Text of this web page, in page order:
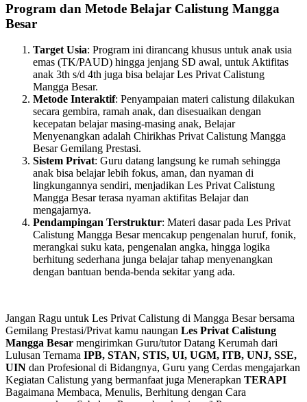
Program dan Metode Belajar Calistung Mangga
Besar
Target Usia: Program ini dirancang khusus untuk anak usia
emas (TK/PAUD) hingga jenjang SD awal, untuk Aktifitas
anak 3th s/d 4th juga bisa belajar Les Privat Calistung
Mangga Besar.
Metode Interaktif: Penyampaian materi calistung dilakukan
secara gembira, ramah anak, dan disesuaikan dengan
kecepatan belajar masing-masing anak, Belajar
Menyenangkan adalah Chirikhas Privat Calistung Mangga
Besar Gemilang Prestasi.
Sistem Privat: Guru datang langsung ke rumah sehingga
anak bisa belajar lebih fokus, aman, dan nyaman di
lingkungannya sendiri, menjadikan Les Privat Calistung
Mangga Besar terasa nyaman aktifitas Belajar dan
mengajarnya.
Pendampingan Terstruktur: Materi dasar pada Les Privat
Calistung Mangga Besar mencakup pengenalan huruf, fonik,
merangkai suku kata, pengenalan angka, hingga logika
berhitung sederhana junga belajar tahap menyenangkan
dengan bantuan benda-benda sekitar yang ada.
Jangan Ragu untuk Les Privat Calistung di Mangga Besar bersama
Gemilang Prestasi/Privat kamu naungan Les Privat Calistung
Mangga Besar mengirimkan Guru/tutor Datang Kerumah dari
Lulusan Ternama IPB, STAN, STIS, UI, UGM, ITB, UNJ, SSE,
UIN dan Profesional di Bidangnya, Guru yang Cerdas mengajarkan
Kegiatan Calistung yang bermanfaat juga Menerapkan TERAPI
Bagaimana Membaca, Menulis, Berhitung dengan Cara